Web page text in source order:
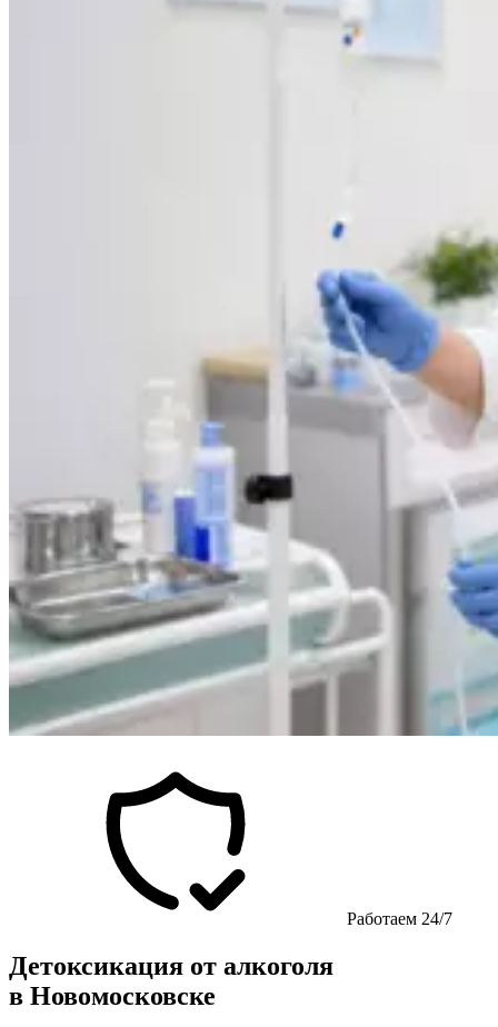
Работаем 24/7
Детоксикация от алкоголя
в Новомосковске